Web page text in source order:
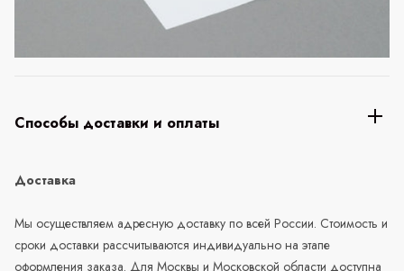
Способы доставки и оплаты
Доставка
Мы осуществляем адресную доставку по всей России. Стоимость и
сроки доставки рассчитываются индивидуально на этапе
оформления заказа. Для Москвы и Московской области доступна